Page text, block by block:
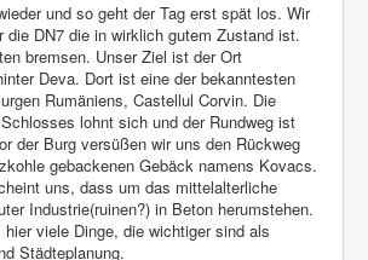
und so geht der Tag erst spät los. Wir
die DN7 die in wirklich gutem Zustand ist.
bremsen. Unser Ziel ist der Ort
Deva. Dort ist eine der bekanntesten
Rumäniens, Castellul Corvin. Die
lohnt sich und der Rundweg ist
der Burg versüßen wir uns den Rückweg
gebackenen Gebäck namens Kovacs.
uns, dass um das mittelalterliche
Industrie(ruinen?) in Beton herumstehen.
viele Dinge, die wichtiger sind als
Städteplanung.